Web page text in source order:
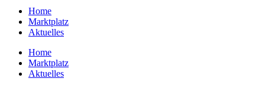
Home
Marktplatz
Aktuelles
Home
Marktplatz
Aktuelles